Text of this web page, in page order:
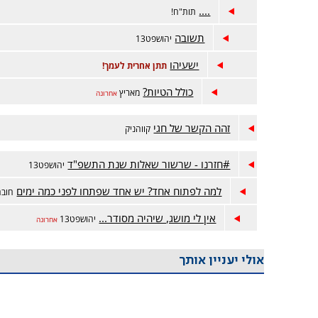
.... תות"ח!
תשובה יהושפט13
ישעיהו תתן אחרית לעמך!
כולל הטיות? מאריץ אחרונה
זהה הקשר של חגי קווהניק
#חזרנו - שרשור שאלות שנת התשפ"ד יהושפט13
למה לפתוח אחד? יש אחד שפתחו לפני כמה ימים
אין לי מושג, שיהיה מסודר... יהושפט13 אחרונה
אולי יעניין אותך